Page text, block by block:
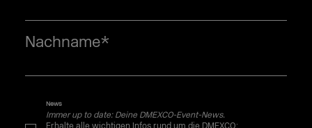
Nachname*
News
Immer up to date: Deine DMEXCO-Event-News.